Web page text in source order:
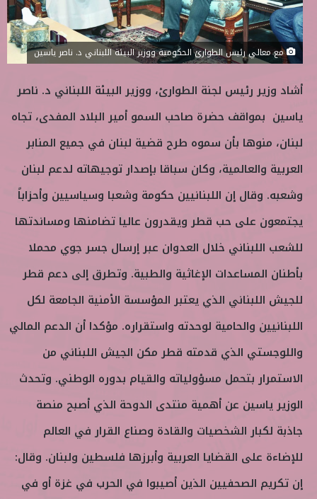
و
ي
ر
ا
إ
ل
ك
ر
ي
ا
مع معالي رئيس الطوارئ الحكومية ووزير البيئة اللبناني د. ناصر ياسين
أشاد وزير رئيس لجنة الطوارئ، ووزير البيئة اللبناني د. ناصر
ياسين بمواقف حضرة صاحب السمو أمير البلاد المفدى، تجاه
لبنان، منوها بأن سموه طرح قضية لبنان في جميع المنابر
العربية والعالمية، وكان سباقا بإصدار توجيهاته لدعم لبنان
وشعبه. وقال إن اللبنانيين حكومة وشعبا وسياسيين وأحزاباً
يجتمعون على حب قطر ويقدرون عاليا تضامنها ومساندتها
للشعب اللبناني خلال العدوان عبر إرسال جسر جوي محملا
بأطنان المساعدات الإغاثية والطبية. وتطرق إلى دعم قطر
للجيش اللبناني الذي يعتبر المؤسسة الأمنية الجامعة لكل
اللبنانيين والحامية لوحدته واستقراره. مؤكدا أن الدعم المالي
واللوجستي الذي قدمته قطر مكن الجيش اللبناني من
الاستمرار بتحمل مسؤولياته والقيام بدوره الوطني. وتحدث
الوزير ياسين عن أهمية منتدى الدوحة الذي أصبح منصة
جاذبة لكبار الشخصيات والقادة وصناع القرار في العالم
للإضاءة على القضايا العربية وأبرزها فلسطين ولبنان. وقال:
إن تكريم الصحفيين الذين أصيبوا في الحرب في غزة أو في